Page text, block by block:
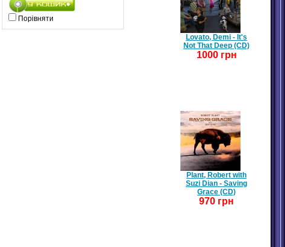
Порівняти
Lovato, Demi - It's
Not That Deep (CD)
1000 грн
Plant, Robert with
Suzi Dian - Saving
Grace (CD)
970 грн